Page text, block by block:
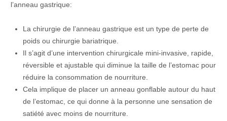
l’anneau gastrique:
La chirurgie de l’anneau gastrique est un type de perte de
poids ou chirurgie bariatrique.
Il s’agit d’une intervention chirurgicale mini-invasive, rapide,
réversible et ajustable qui diminue la taille de l’estomac pour
réduire la consommation de nourriture.
Cela implique de placer un anneau gonflable autour du haut
de l’estomac, ce qui donne à la personne une sensation de
satiété avec moins de nourriture.